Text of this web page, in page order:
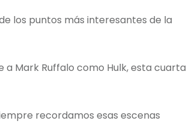
los puntos más interesantes de la
a Mark Ruffalo como Hulk, esta cuarta
recordamos esas escenas